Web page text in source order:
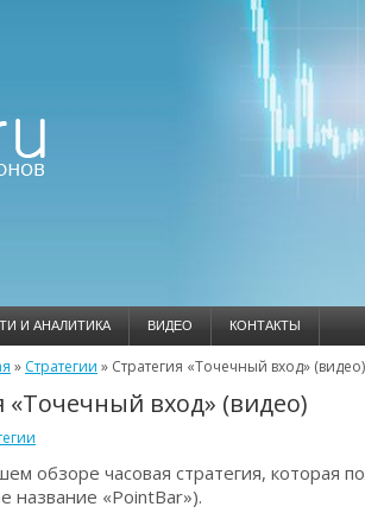
И АНАЛИТИКА ВИДЕО КОНТАКТЫ
» Стратегии » Стратегия «Точечный вход» (видео)
«Точечный вход» (видео)
обзоре часовая стратегия, которая
название «PointBar»).